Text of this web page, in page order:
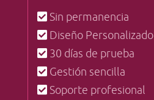
Sin permanencia
Diseño Personalizado
30 días de prueba
Gestión sencilla
Soporte profesional